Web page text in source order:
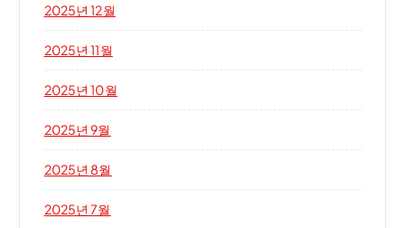
2025년 12월
2025년 11월
2025년 10월
2025년 9월
2025년 8월
2025년 7월